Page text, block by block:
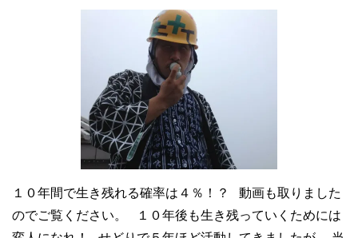
１０年間で生き残れる確率は４％！？ 動画も取りました
のでご覧ください。 １０年後も生き残っていくためには